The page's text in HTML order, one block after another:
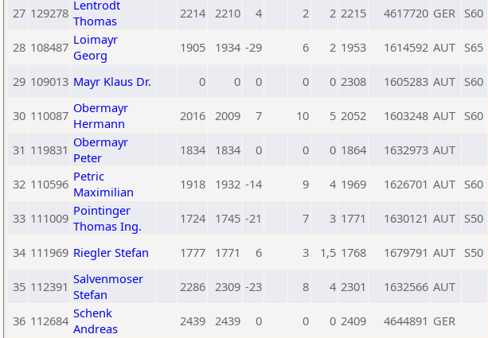
27 129278 Lentrodt
Thomas
2214 2210 4 2 2 2215 4617720 GER S60
28 108487 Loimayr
Georg
1905 1934 -29 6 2 1953 1614592 AUT S65
29 109013 Mayr Klaus Dr. 0 0 0 0 0 2308 1605283 AUT S60
30 110087 Obermayr
Hermann
2016 2009 7 10 5 2052 1603248 AUT S60
31 119831 Obermayr
Peter
1834 1834 0 0 0 1864 1632973 AUT
32 110596 Petric
Maximilian
1918 1932 -14 9 4 1969 1626701 AUT S60
33 111009 Pointinger
Thomas Ing.
1724 1745 -21 7 3 1771 1630121 AUT S50
34 111969 Riegler Stefan 1777 1771 6 3 1,5 1768 1679791 AUT S50
35 112391 Salvenmoser
Stefan
2286 2309 -23 8 4 2301 1632566 AUT
36 112684 Schenk
Andreas
2439 2439 0 0 0 2409 4644891 GER